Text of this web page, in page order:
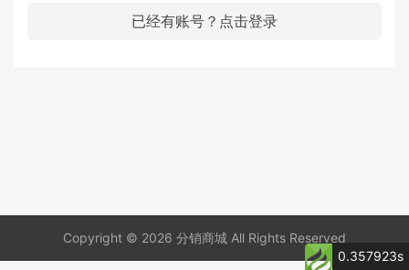
已经有账号？点击登录
Copyright © 2026 分销商城 All Rights Reserved
0.357923s